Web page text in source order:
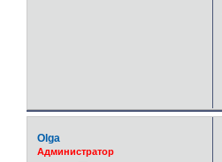
Olga
Администратор